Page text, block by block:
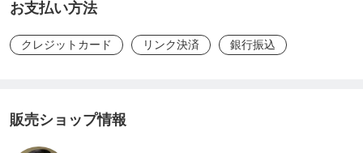
お支払い方法
クレジットカード リンク決済 銀行振込
販売ショップ情報